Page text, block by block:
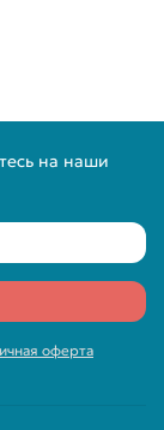
на наши
оферта